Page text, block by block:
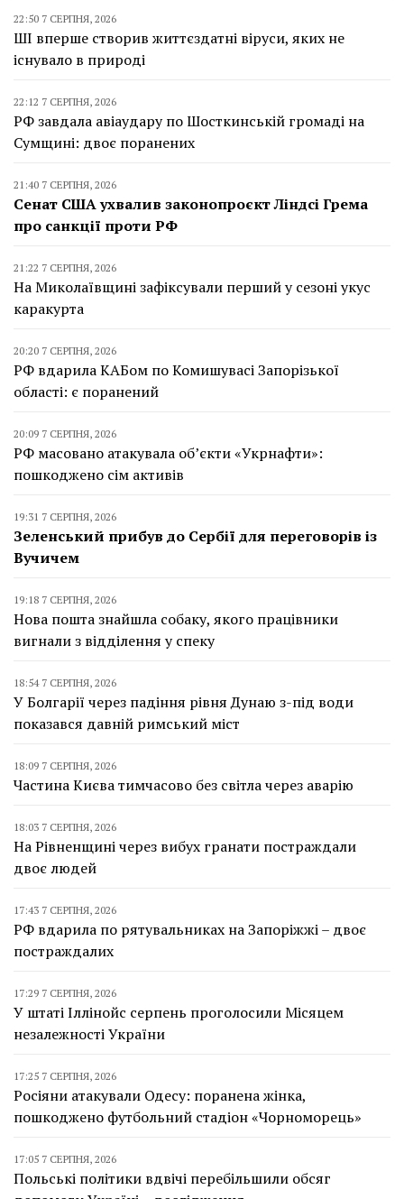
22:50 7 СЕРПНЯ, 2026
ШІ вперше створив життєздатні віруси, яких не
існувало в природі
22:12 7 СЕРПНЯ, 2026
РФ завдала авіаудару по Шосткинській громаді на
Сумщині: двоє поранених
21:40 7 СЕРПНЯ, 2026
Сенат США ухвалив законопроєкт Ліндсі Грема
про санкції проти РФ
21:22 7 СЕРПНЯ, 2026
На Миколаївщині зафіксували перший у сезоні укус
каракурта
20:20 7 СЕРПНЯ, 2026
РФ вдарила КАБом по Комишувасі Запорізької
області: є поранений
20:09 7 СЕРПНЯ, 2026
РФ масовано атакувала об’єкти «Укрнафти»:
пошкоджено сім активів
19:31 7 СЕРПНЯ, 2026
Зеленський прибув до Сербії для переговорів із
Вучичем
19:18 7 СЕРПНЯ, 2026
Нова пошта знайшла собаку, якого працівники
вигнали з відділення у спеку
18:54 7 СЕРПНЯ, 2026
У Болгарії через падіння рівня Дунаю з-під води
показався давній римський міст
18:09 7 СЕРПНЯ, 2026
Частина Києва тимчасово без світла через аварію
18:03 7 СЕРПНЯ, 2026
На Рівненщині через вибух гранати постраждали
двоє людей
17:43 7 СЕРПНЯ, 2026
РФ вдарила по рятувальниках на Запоріжжі – двоє
постраждалих
17:29 7 СЕРПНЯ, 2026
У штаті Іллінойс серпень проголосили Місяцем
незалежності України
17:25 7 СЕРПНЯ, 2026
Росіяни атакували Одесу: поранена жінка,
пошкоджено футбольний стадіон «Чорноморець»
17:05 7 СЕРПНЯ, 2026
Польські політики вдвічі перебільшили обсяг